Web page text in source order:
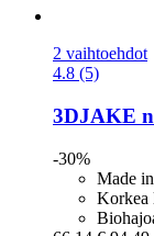
2 vaihtoehdot
4.8 (5)
3DJAKE
-30%
Made
Korkea